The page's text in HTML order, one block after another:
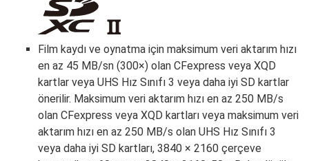
Film kaydı ve oynatma için maksimum veri aktarım hızı
en az 45 MB/sn (300×) olan CFexpress veya XQD
kartlar veya UHS Hız Sınıfı 3 veya daha iyi SD kartlar
önerilir. Maksimum veri aktarım hızı en az 250 MB/s
olan CFexpress veya XQD kartları veya maksimum veri
aktarım hızı en az 250 MB/s olan UHS Hız Sınıfı 3
veya daha iyi SD kartları, 3840 × 2160 çerçeve